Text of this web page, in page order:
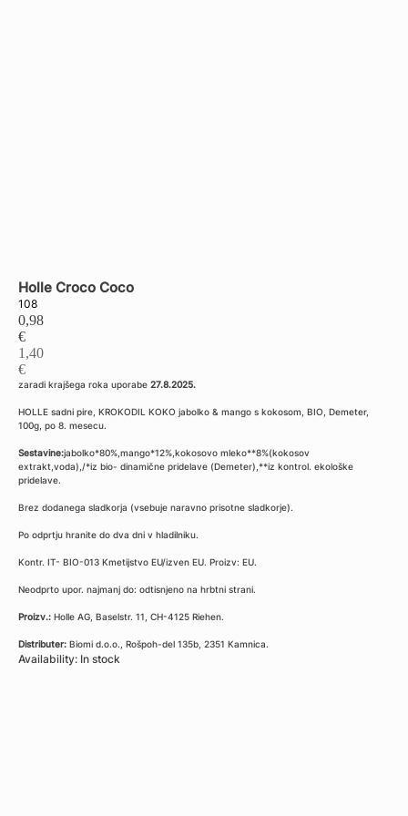
Holle Croco Coco
108
0,98
€
1,40
€
zaradi krajšega roka uporabe 27.8.2025.
HOLLE sadni pire, KROKODIL KOKO jabolko & mango s kokosom, BIO, Demeter,
100g, po 8. mesecu.
Sestavine:jabolko*80%,mango*12%,kokosovo mleko**8%(kokosov
extrakt,voda),/*iz bio- dinamične pridelave (Demeter),**iz kontrol. ekološke
pridelave.
Brez dodanega sladkorja (vsebuje naravno prisotne sladkorje).
Po odprtju hranite do dva dni v hladilniku.
Kontr. IT- BIO-013 Kmetijstvo EU/izven EU. Proizv: EU.
Neodprto upor. najmanj do: odtisnjeno na hrbtni strani.
Proizv.: Holle AG, Baselstr. 11, CH-4125 Riehen.
Distributer: Biomi d.o.o., Rošpoh-del 135b, 2351 Kamnica.
Availability: In stock